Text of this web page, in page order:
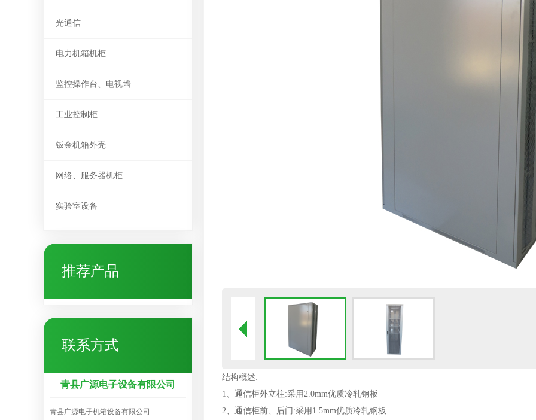
光通信
电力机箱机柜
监控操作台、电视墙
工业控制柜
钣金机箱外壳
网络、服务器机柜
实验室设备
推荐产品
联系方式
青县广源电子设备有限公司
青县广源电子机箱设备有限公司
结构概述:
1、通信柜外立柱:采用2.0mm优质冷轧钢板
2、通信柜前、后门:采用1.5mm优质冷轧钢板